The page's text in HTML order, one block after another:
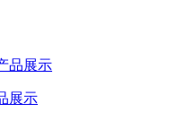
展示